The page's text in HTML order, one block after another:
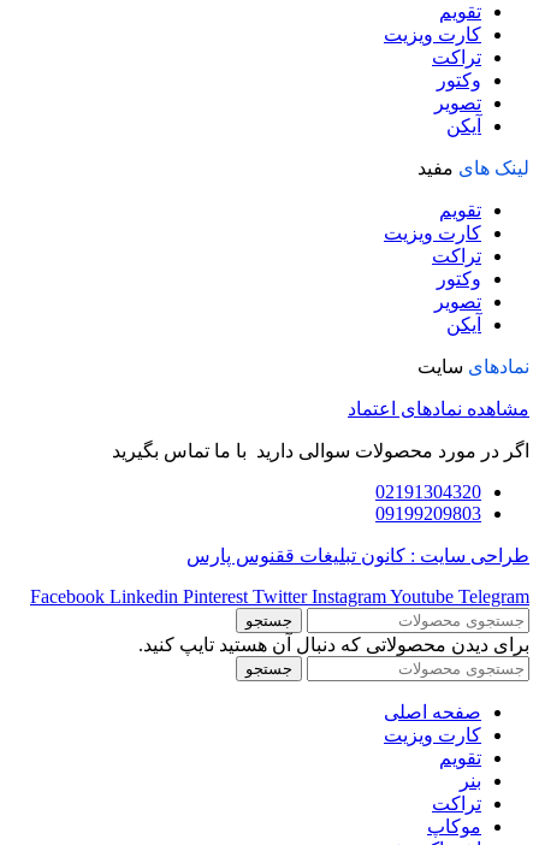
تقویم
کارت ویزیت
تراکت
وکتور
تصویر
آیکن
لینک های مفید
تقویم
کارت ویزیت
تراکت
وکتور
تصویر
آیکن
نمادهای سایت
مشاهده نمادهای اعتماد
اگر در مورد محصولات سوالی دارید با ما تماس بگیرید
02191304320
09199209803
طراحی سایت : کانون تبلیغات ققنوس پارس
Facebook Linkedin Pinterest Twitter InstagramYoutube Telegram
جستجو
برای دیدن محصولاتی که دنبال آن هستید تایپ کنید.
جستجو
صفحه اصلی
کارت ویزیت
تقویم
بنر
تراکت
موکاپ